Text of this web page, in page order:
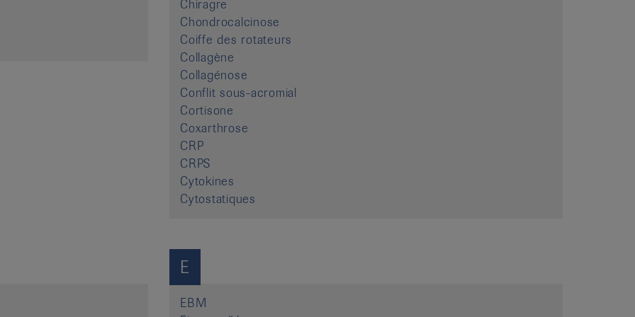
Chiragre
Chondrocalcinose
Coiffe des rotateurs
Collagène
Collagénose
Conflit sous-acromial
Cortisone
Coxarthrose
CRP
CRPS
Cytokines
Cytostatiques
E
EBM